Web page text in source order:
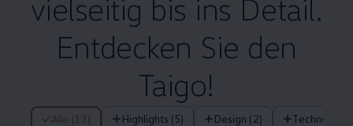
vielseitig bis ins Detail.
Entdecken Sie den
Taigo!
Alle (13) Highlights (5) Design (2)
13 von 13 Details